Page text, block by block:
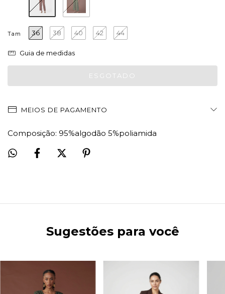
Tam 36 38 40 42 44
Guia de medidas
MEIOS DE PAGAMENTO
Composição: 95%algodão 5%poliamida
Sugestões para você